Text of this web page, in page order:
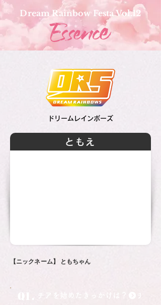
Dream Rainbow Festa Vol.12
ドリームレインボーズ
ともえ
【ニックネーム】 ともちゃん